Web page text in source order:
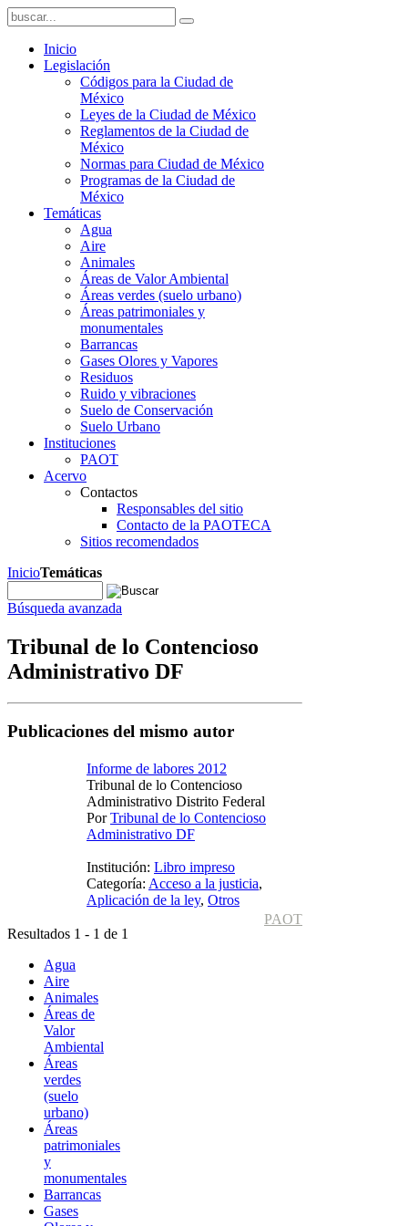
Inicio
Legislación
Códigos para la Ciudad de
México
Leyes de la Ciudad de México
Reglamentos de la Ciudad de
México
Normas para Ciudad de México
Programas de la Ciudad de
México
Temáticas
Agua
Aire
Animales
Áreas de Valor Ambiental
Áreas verdes (suelo urbano)
Áreas patrimoniales y
monumentales
Barrancas
Gases Olores y Vapores
Residuos
Ruido y vibraciones
Suelo de Conservación
Suelo Urbano
Instituciones
PAOT
Acervo
Contactos
Responsables del sitio
Contacto de la PAOTECA
Sitios recomendados
InicioTemáticas
Búsqueda avanzada
Tribunal de lo Contencioso
Administrativo DF
Publicaciones del mismo autor
Informe de labores 2012
Tribunal de lo Contencioso
Administrativo Distrito Federal
PorTribunal de lo Contencioso
Administrativo DF
Institución: Libro impreso
Categoría: Acceso a la justicia,
Aplicación de la ley, Otros
PAOT
Resultados 1 - 1 de 1
Agua
Aire
Animales
Áreas de
Valor
Ambiental
Áreas
verdes
(suelo
urbano)
Áreas
patrimoniales
y
monumentales
Barrancas
Gases